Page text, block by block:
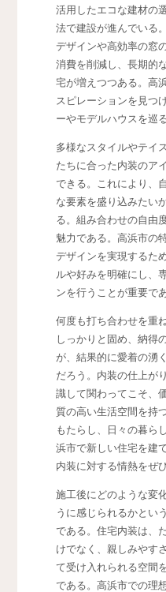
活用したエコな建材の
法で建設が進んでいる
デザインや高効率の窓
消費を削減し、長期的
宅が増えつつある。高
スピレーションを見つ
ーやモデルハウスを巡
多様なスタイルやテイ
たちに合った内装のア
できる。これにより、
な要素を盛り込みたい
る。組み合わせの自由
魅力である。高浜市の
デザインを実現するた
ルや好みを明確にし、
ンを行うことが重要であ
何度も打ち合わせを重
しっかりと固め、納得
が、結果的に愛着の湧
だろう。内装の仕上が
識して関わってこそ、
質の高い生活空間を持
もたらし、日々の暮ら
浜市で新しい住宅を建
内装に対する情熱をぜ
施工後にどのような変
うに感じられるかとい
である。住宅内装は、
けでなく、親しみやす
て受け入れられる空間
である。高浜市での理